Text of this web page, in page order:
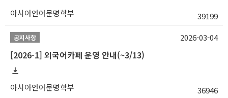
아시아언어문명학부 39199
공지사항
[2026-1] 외국어카페 운영 안내(~3/13)
아시아언어문명학부 36946
2026-03-04